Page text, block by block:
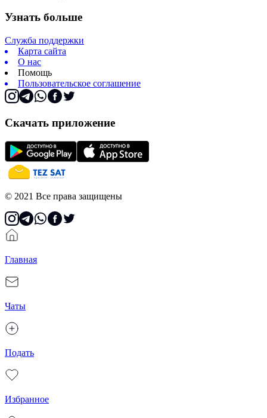
Узнать больше
Служба поддержки
Карта сайта
О нас
Помощь
Пользовательское соглашение
Скачать приложение
© 2021 Все права защищены
Главная
Чаты
Подать
Избранное